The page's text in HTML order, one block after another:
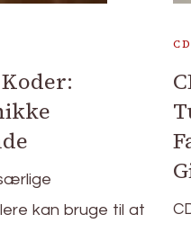
kan bruge til at